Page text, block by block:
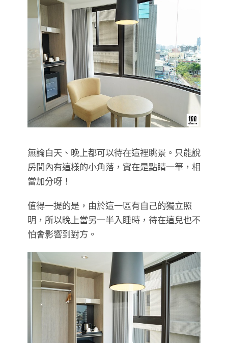
無論白天、晚上都可以待在這裡眺景。只能說
房間內有這樣的小角落，實在是點睛一筆，相
當加分呀！
值得一提的是，由於這一區有自己的獨立照
明，所以晚上當另一半入睡時，待在這兒也不
怕會影響到對方。